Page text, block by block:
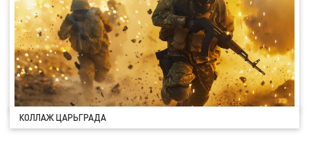
КОЛЛАЖ ЦАРЬГРАДА